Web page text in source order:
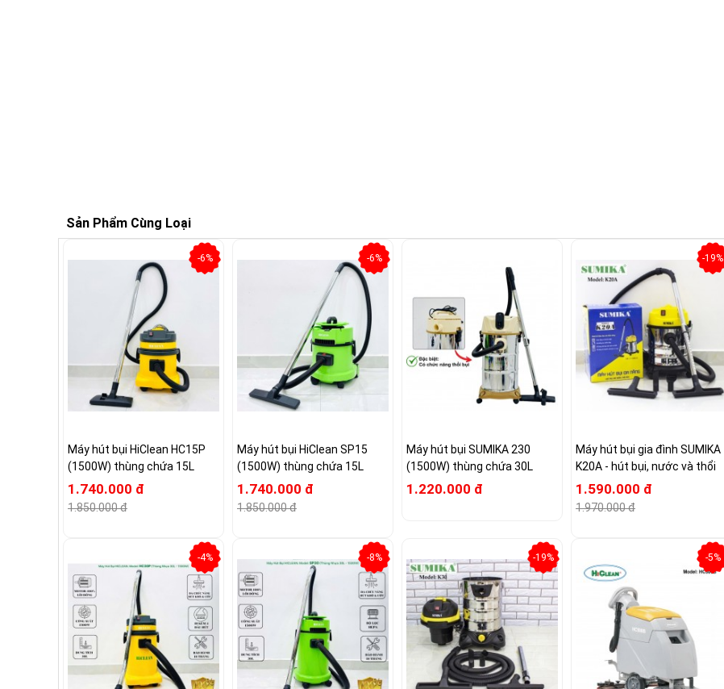
Sản Phẩm Cùng Loại
-6%
Máy hút bụi HiClean HC15P
(1500W) thùng chứa 15L
1.740.000 đ
1.850.000 đ
-6%
Máy hút bụi HiClean SP15
(1500W) thùng chứa 15L
1.740.000 đ
1.850.000 đ
Máy hút bụi SUMIKA 230
(1500W) thùng chứa 30L
1.220.000 đ
-19%
Máy hút bụi gia đình SUMIKA
K20A - hút bụi, nước và thổi
1.590.000 đ
1.970.000 đ
-4% -8% -19% -5%